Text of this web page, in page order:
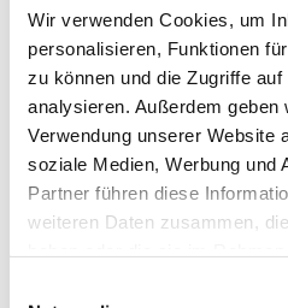
Wir verwenden Cookies, um
personalisieren, Funktionen
zu können und die Zugriffe
analysieren. Außerdem
Verwendung unserer Website
soziale Medien, Werbung und
Partner führen diese
weiteren Daten zusammen,
radlerfreundlicher Betrieb
Küchenangebote
Mittagstisch
Abendessen